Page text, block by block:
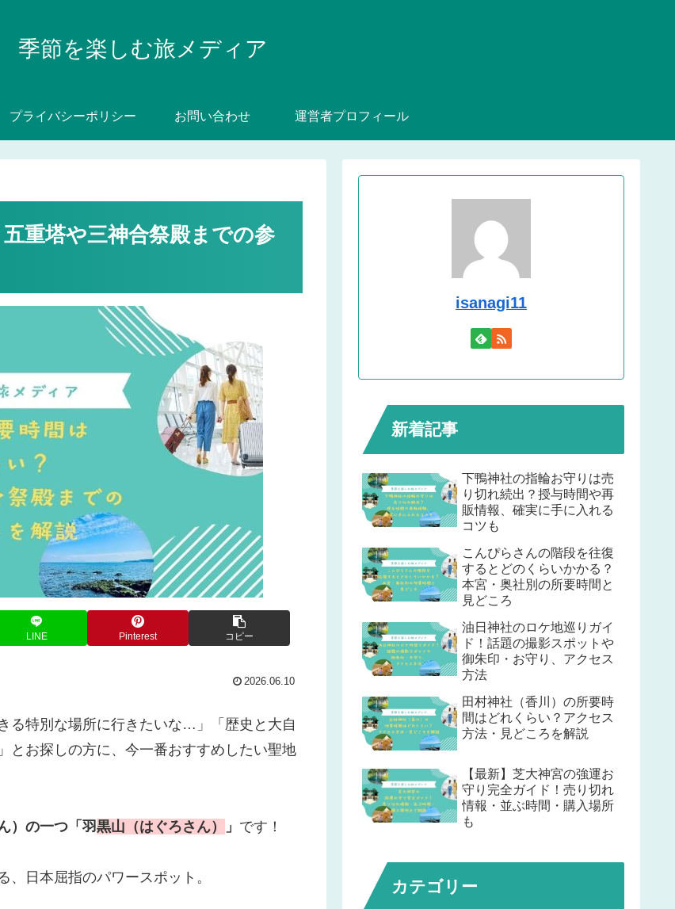
季節を楽しむ旅メディア
プライバシーポリシー お問い合わせ 運営者プロフィール
重塔や三神合祭殿までの参
LINE Pinterest コピー
2026.06.10
る特別な場所に行きたいな…」「歴史と大自
とお探しの方に、今一番おすすめしたい聖地
）の一つ「羽黒山（はぐろさん） 」 です！
日本屈指のパワースポット。
isanagi11
新着記事
下鴨神社の指輪お守りは売
り切れ続出？授与時間や再
販情報、確実に手に入れる
コツも
こんぴらさんの階段を往復
するとどのくらいかかる？
本宮・奥社別の所要時間と
見どころ
油日神社のロケ地巡りガイ
ド！話題の撮影スポットや
御朱印・お守り、アクセス
方法
田村神社（香川）の所要時
間はどれくらい？アクセス
方法・見どころを解説
【最新】芝大神宮の強運お
守り完全ガイド！売り切れ
情報・並ぶ時間・購入場所
も
カテゴリー